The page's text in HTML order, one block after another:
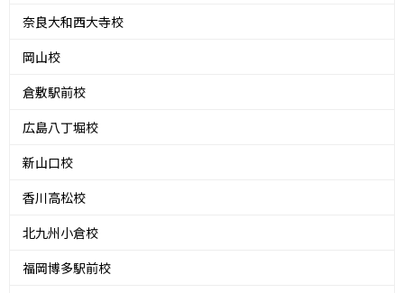
奈良大和西大寺校
岡山校
倉敷駅前校
広島八丁堀校
新山口校
香川高松校
北九州小倉校
福岡博多駅前校